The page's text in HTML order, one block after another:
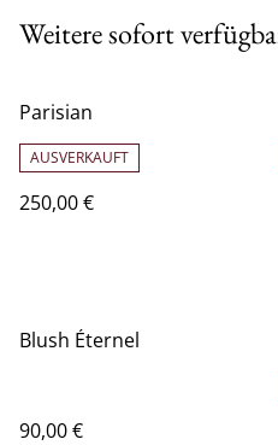
Weitere sofort
Parisian
AUSVERKAUFT
250,00 €
Blush Éternel
90,00 €